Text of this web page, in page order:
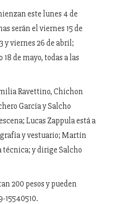
este lunes 4 de
serán el viernes 15 de
y viernes 26 de abril;
18 de mayo, todas a las
Ravettino, Chichon
García y Salcho
Lucas Zappula está a
y vestuario; Martín
técnica; y dirige Salcho
200 pesos y pueden
15540510.